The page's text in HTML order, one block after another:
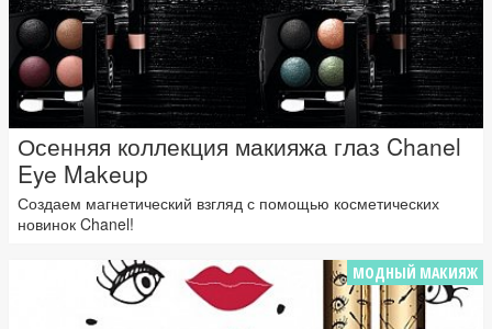
Осенняя коллекция макияжа глаз Chanel
Eye Makeup
Создаем магнетический взгляд с помощью косметических
новинок Chanel!
МОДНЫЙ МАКИЯЖ